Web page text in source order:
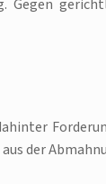
der